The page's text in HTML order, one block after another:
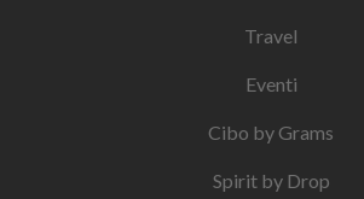
Travel
Eventi
Cibo by Grams
Spirit by Drop